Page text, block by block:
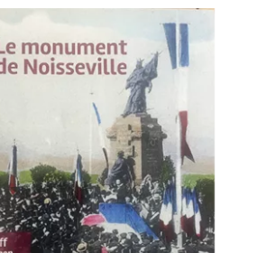
AJOUTER AU PANIER
/